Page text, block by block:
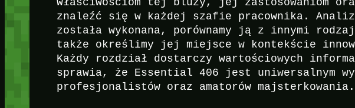
właściwościom tej bluzy, jej zastosowaniom
znaleźć się w każdej szafie pracownika.
została wykonana, porównamy ją z innymi
także określimy jej miejsce w kontekście
Każdy rozdział dostarczy wartościowych
sprawia, że Essential 406 jest uniwersalnym
profesjonalistów oraz amatorów